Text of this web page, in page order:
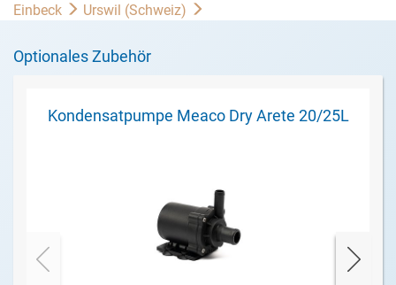
Einbeck
Urswil (Schweiz)
Optionales Zubehör
Kondensatpumpe Meaco Dry Arete 20/25L